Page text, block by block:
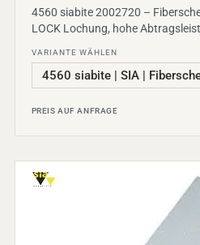
4560 siabite 2002720 –
LOCK Lochung, hohe
VARIANTE WÄHLEN
PREIS AUF ANFRAGE